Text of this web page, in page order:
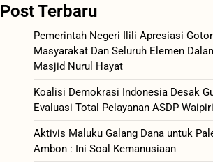
Post Terbaru
Pemerintah Negeri Ilili Apresiasi
Masyarakat Dan Seluruh Elemen
Masjid Nurul Hayat
Koalisi Demokrasi Indonesia Desak
Evaluasi Total Pelayanan ASDP
Aktivis Maluku Galang Dana untuk
Ambon : Ini Soal Kemanusiaan